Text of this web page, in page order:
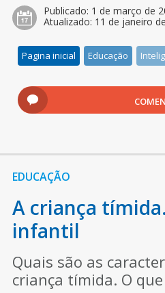
Publicado: 1 de março de
Atualizado: 11 de janeiro
Pagina inicial Educação
EDUCAÇÃO
A criança
infantil
Quais são as
criança tímida. O